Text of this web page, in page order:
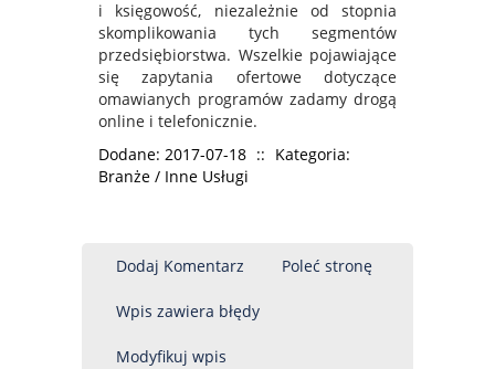
i księgowość, niezależnie od stopnia
skomplikowania tych segmentów
przedsiębiorstwa. Wszelkie pojawiające
się zapytania ofertowe dotyczące
omawianych programów zadamy drogą
online i telefonicznie.
Dodane: 2017-07-18 :: Kategoria:
Branże / Inne Usługi
Dodaj Komentarz Poleć stronę
Wpis zawiera błędy
Modyfikuj wpis